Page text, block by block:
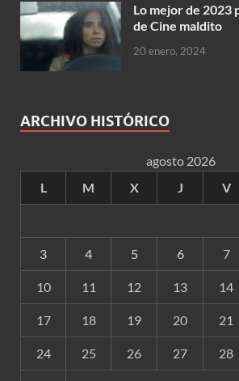
Lo mejor de 2023
de Cine maldito
20 enero, 2024
ARCHIVO HISTÓRICO
agosto 2026
L
M X J V
3 4 5 6 7
10 11 12 13 14
17 18 19 20 21
24 25 26 27 28